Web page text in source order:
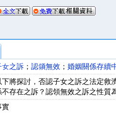
女之訴 ； 認領無效 ； 婚姻關係存續
下將探討，否認子女之訴之法定救
不存在之訴？認領無效之訴之性質
實